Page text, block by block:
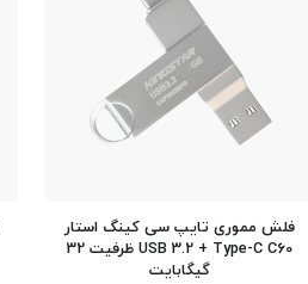
فلش مموری تایپ سی کینگ استار
USB 3.2 + Type-C C60 ظرفیت 32
گیگابایت